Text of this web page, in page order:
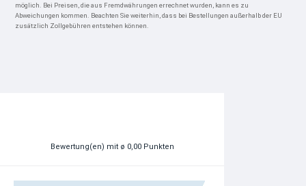
möglich. Bei Preisen, die aus Fremdwährungen errechnet wurden, kann es zu
Abweichungen kommen. Beachten Sie weiterhin, dass bei Bestellungen außerhalb der EU
zusätzlich Zollgebühren entstehen können.
Bewertung(en) mit ø 0,00 Punkten